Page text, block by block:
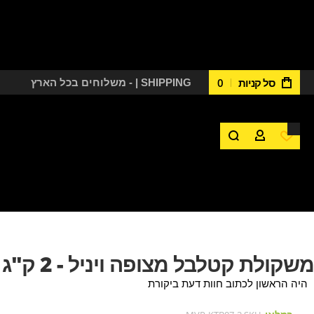
משלוחים בכל הארץ - | SHIPPING 0 סל קניות
משקולת קטלבל מצופה ויניל - 2 ק"ג
היה הראשון לכתוב חוות דעת ביקורת